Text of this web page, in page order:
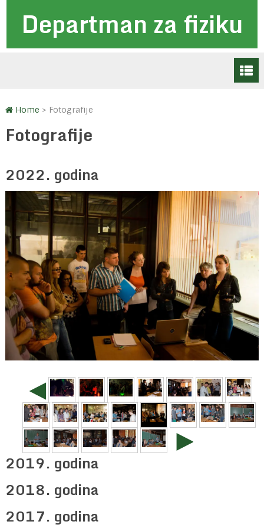
Departman za fiziku
Home > Fotografije
Fotografije
2022. godina
◄
►
2019. godina
2018. godina
2017. godina